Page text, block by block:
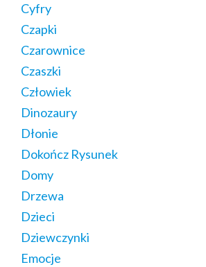
Cyfry
Czapki
Czarownice
Czaszki
Człowiek
Dinozaury
Dłonie
Dokończ Rysunek
Domy
Drzewa
Dzieci
Dziewczynki
Emocje